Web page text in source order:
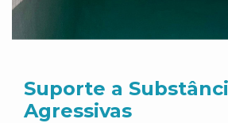
Suporte a
Agressivas